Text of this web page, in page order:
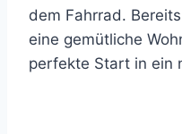
dem Fahrrad.
eine gemütliche
perfekte Start in ein